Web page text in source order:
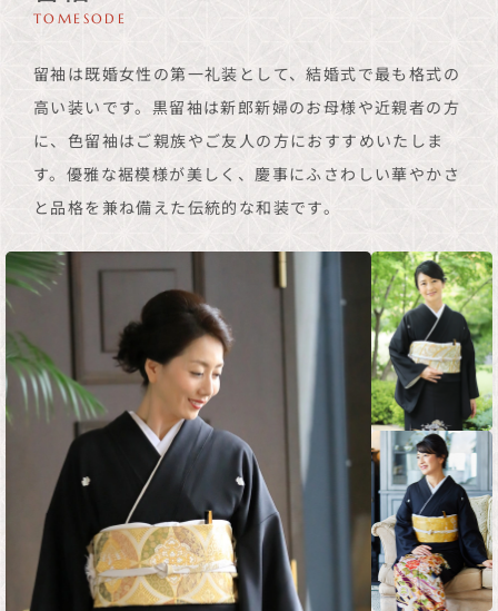
TOMESODE
留袖は既婚女性の第一礼装として、結婚式で最も格式の
高い装いです。黒留袖は新郎新婦のお母様や近親者の方
に、色留袖はご親族やご友人の方におすすめいたしま
す。優雅な裾模様が美しく、慶事にふさわしい華やかさ
と品格を兼ね備えた伝統的な和装です。